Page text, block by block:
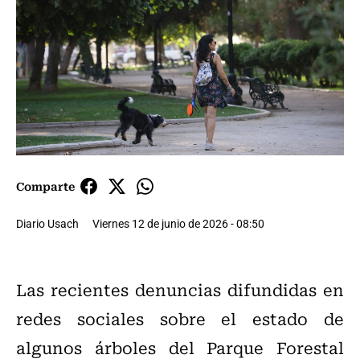
Comparte
Diario Usach Viernes 12 de junio de 2026 - 08:50
Las recientes denuncias difundidas en
redes sociales sobre el estado de
algunos árboles del Parque Forestal